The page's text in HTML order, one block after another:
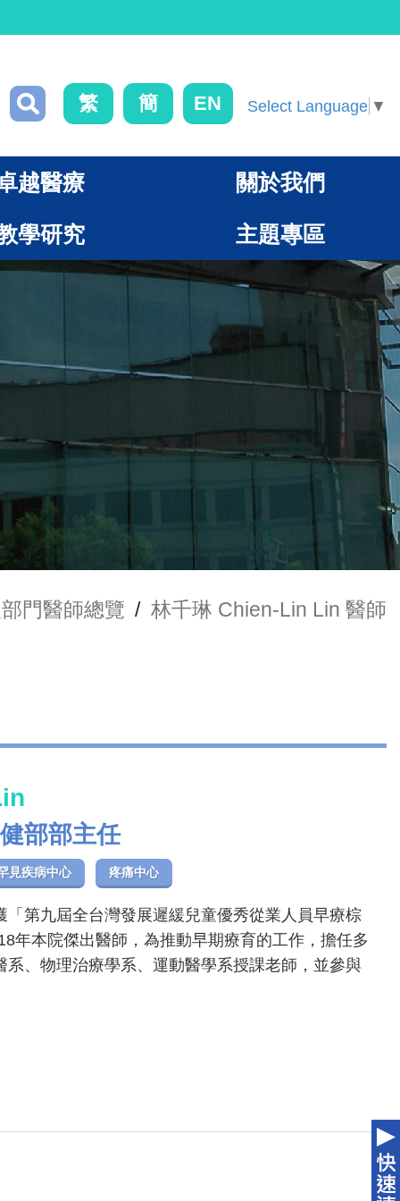
繁 簡 EN Select Language ▼
越醫療 關於我們
學研究 主題專區
門醫師總覽 / 林千琳 Chien-Lin Lin 醫師
部部主任
見疾病中心 疼痛中心
第九屆全台灣發展遲緩兒童優秀從業人員早療棕
年本院傑出醫師，為推動早期療育的工作，擔任多
、物理治療學系、運動醫學系授課老師，並參與